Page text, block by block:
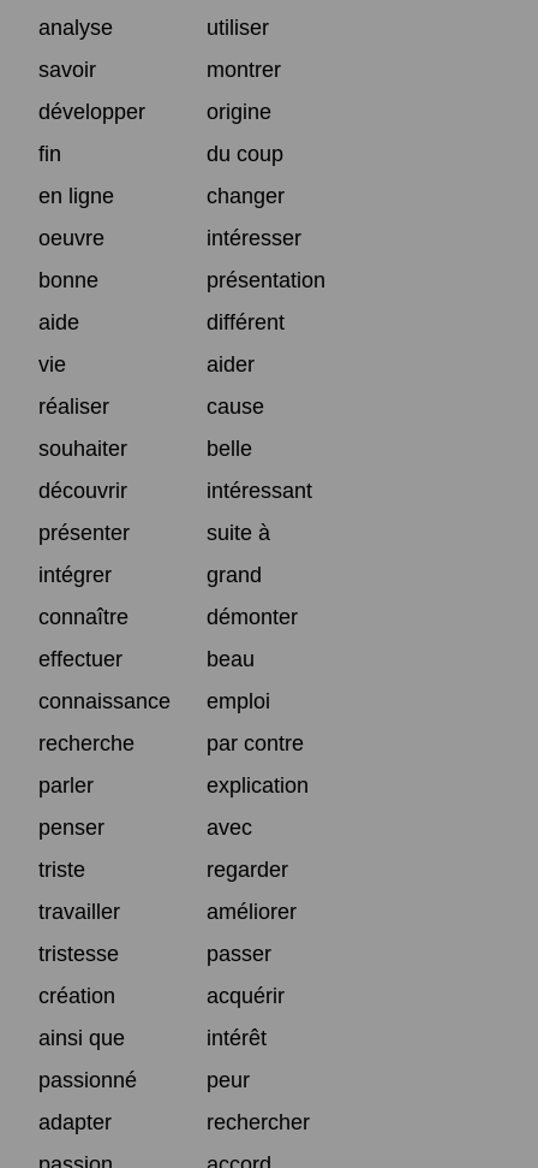
analyse
utiliser
savoir
montrer
développer
origine
fin
du coup
en ligne
changer
oeuvre
intéresser
bonne
présentation
aide
différent
vie
aider
réaliser
cause
souhaiter
belle
découvrir
intéressant
présenter
suite à
intégrer
grand
connaître
démonter
effectuer
beau
connaissance
emploi
recherche
par contre
parler
explication
penser
avec
triste
regarder
travailler
améliorer
tristesse
passer
création
acquérir
ainsi que
intérêt
passionné
peur
adapter
rechercher